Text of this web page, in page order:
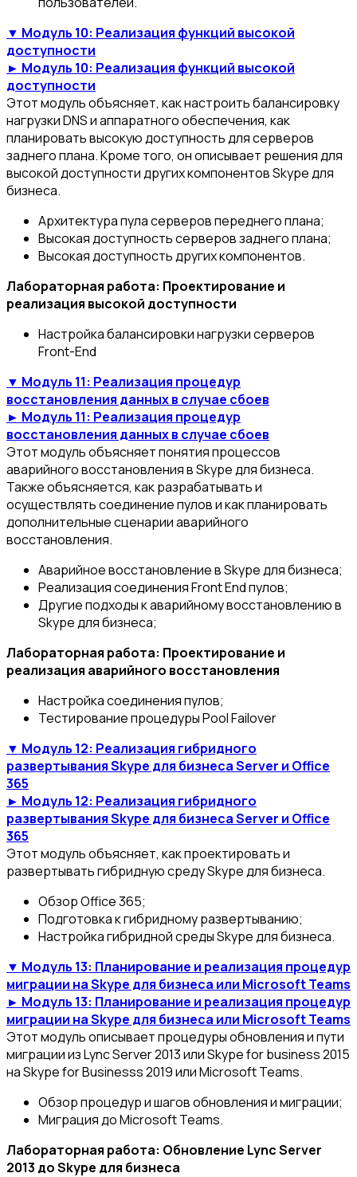
▼ Модуль 10: Реализация функций высокой
доступности
► Модуль 10: Реализация функций высокой
доступности
Этот модуль объясняет, как настроить балансировку
нагрузки DNS и аппаратного обеспечения, как
планировать высокую доступность для серверов
заднего плана. Кроме того, он описывает решения для
высокой доступности других компонентов Skype для
бизнеса.
Архитектура пула серверов переднего плана;
Высокая доступность серверов заднего плана;
Высокая доступность других компонентов.
Лабораторная работа: Проектирование и
реализация высокой доступности
Настройка балансировки нагрузки серверов
Front-End
▼ Модуль 11: Реализация процедур
восстановления данных в случае сбоев
► Модуль 11: Реализация процедур
восстановления данных в случае сбоев
Этот модуль объясняет понятия процессов
аварийного восстановления в Skype для бизнеса.
Также объясняется, как разрабатывать и
осуществлять соединение пулов и как планировать
дополнительные сценарии аварийного
восстановления.
Аварийное восстановление в Skype для бизнеса;
Реализация соединения Front End пулов;
Другие подходы к аварийному восстановлению в
Skype для бизнеса;
Лабораторная работа: Проектирование и
реализация аварийного восстановления
Настройка соединения пулов;
Тестирование процедуры Pool Failover
▼ Модуль 12: Реализация гибридного
развертывания Skype для бизнеса Server и Office
365
► Модуль 12: Реализация гибридного
развертывания Skype для бизнеса Server и Office
365
Этот модуль объясняет, как проектировать и
развертывать гибридную среду Skype для бизнеса.
Обзор Office 365;
Подготовка к гибридному развертыванию;
Настройка гибридной среды Skype для бизнеса.
▼ Модуль 13: Планирование и реализация процедур
миграции на Skype для бизнеса или Microsoft Teams
► Модуль 13: Планирование и реализация процедур
миграции на Skype для бизнеса или Microsoft Teams
Этот модуль описывает процедуры обновления и пути
миграции из Lync Server 2013 или Skype for business 2015
на Skype for Businesss 2019 или Microsoft Teams.
Обзор процедур и шагов обновления и миграции;
Миграция до Microsoft Teams.
Лабораторная работа: Обновление Lync Server
2013 до Skype для бизнеса